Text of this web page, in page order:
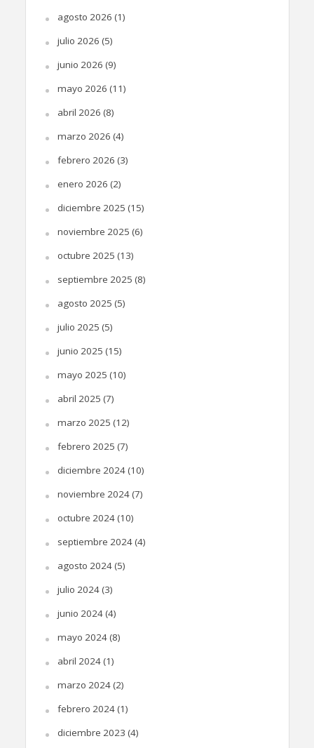
agosto 2026 (1)
julio 2026 (5)
junio 2026 (9)
mayo 2026 (11)
abril 2026 (8)
marzo 2026 (4)
febrero 2026 (3)
enero 2026 (2)
diciembre 2025 (15)
noviembre 2025 (6)
octubre 2025 (13)
septiembre 2025 (8)
agosto 2025 (5)
julio 2025 (5)
junio 2025 (15)
mayo 2025 (10)
abril 2025 (7)
marzo 2025 (12)
febrero 2025 (7)
diciembre 2024(10)
noviembre 2024(7)
octubre 2024(10)
septiembre 2024(4)
agosto 2024(5)
julio 2024(3)
junio 2024(4)
mayo 2024(8)
abril 2024(1)
marzo 2024(2)
febrero 2024(1)
diciembre 2023 (4)